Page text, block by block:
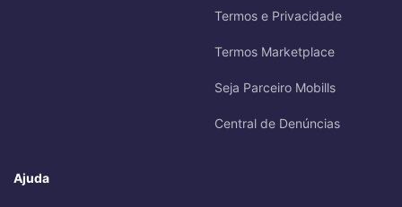
Termos e Privacidade
Termos Marketplace
Seja Parceiro Mobills
Central de Denúncias
Ajuda